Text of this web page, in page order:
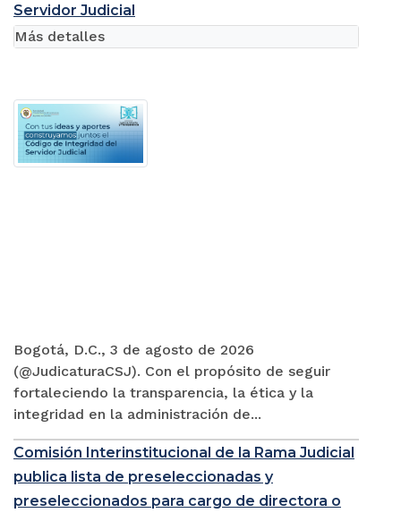
Servidor Judicial
Bogotá, D.C., 3 de agosto de 2026
(@JudicaturaCSJ). Con el propósito de seguir
fortaleciendo la transparencia, la ética y la
integridad en la administración de...
Más detalles
Comisión Interinstitucional de la Rama Judicial
publica lista de preseleccionadas y
preseleccionados para cargo de directora o